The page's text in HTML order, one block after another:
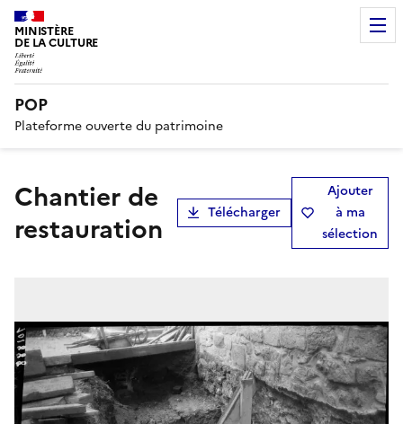
MINISTÈRE
DE LA CULTURE
POP
Plateforme ouverte du patrimoine
Chantier de
restauration
Télécharger
Ajouter
à ma
sélection